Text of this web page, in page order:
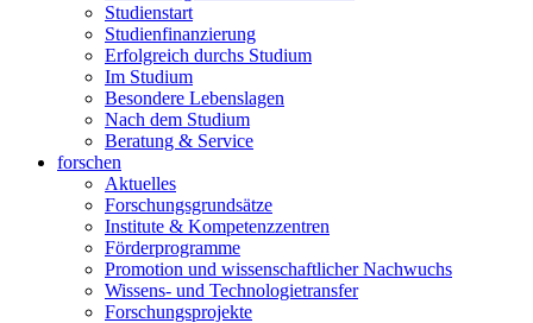
Studienstart
Studienfinanzierung
Erfolgreich durchs Studium
Im Studium
Besondere Lebenslagen
Nach dem Studium
Beratung & Service
forschen
Aktuelles
Forschungsgrundsätze
Institute & Kompetenzzentren
Förderprogramme
Promotion und wissenschaftlicher Nachwuchs
Wissens- und Technologietransfer
Forschungsprojekte